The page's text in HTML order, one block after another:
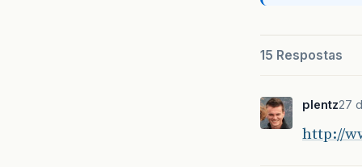
15 Respostas
plentz27
http://